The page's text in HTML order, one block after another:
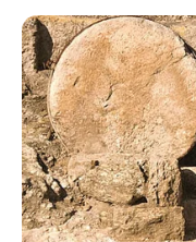
feleségét nekilökte
veszekedés után
lakásban, ahogy
egy szobába,
szabadította ki.
maradt:
„Igen, mondtunk